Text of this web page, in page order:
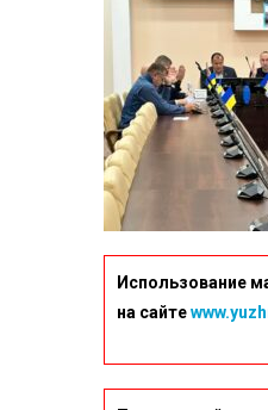
Использование
на сайте